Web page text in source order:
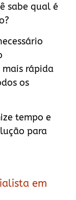
sabe qual é
rápida
os
tempo e
para
em